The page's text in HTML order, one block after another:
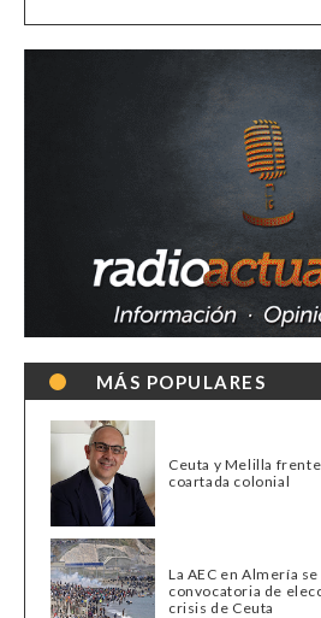
MÁS POPULARES
Ceuta y Melilla
coartada colonial
La AEC en Almería
convocatoria de
crisis de Ceuta